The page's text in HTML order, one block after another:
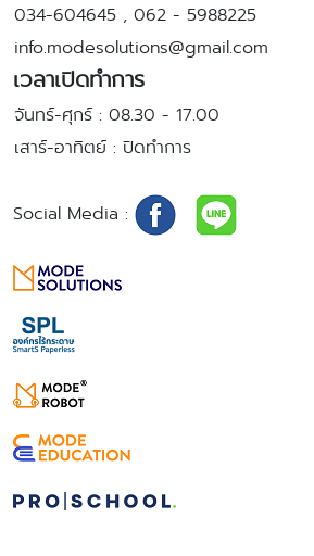
034-604645 , 062 - 5988225
info.modesolutions@gmail.com
เวลาเปิดทำการ
จันทร์-ศุกร์ : 08.30 - 17.00
เสาร์-อาทิตย์ : ปิดทำการ
Social Media :